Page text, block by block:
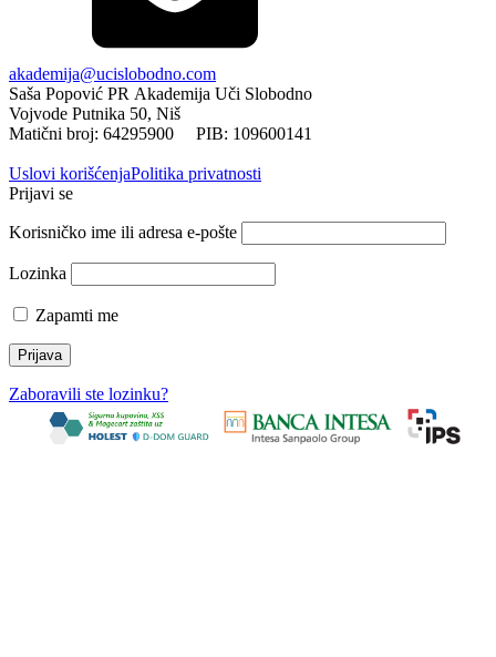
akademija@ucislobodno.com
Saša Popović PR Akademija Uči Slobodno
Vojvode Putnika 50, Niš
Matični broj: 64295900 PIB: 109600141
Uslovi korišćenjaPolitika privatnosti
Prijavi se
Korisničko ime ili adresa e-pošte
Lozinka
Zapamti me
Zaboravili ste lozinku?